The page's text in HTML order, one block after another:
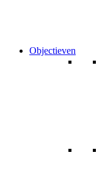
Objectieven